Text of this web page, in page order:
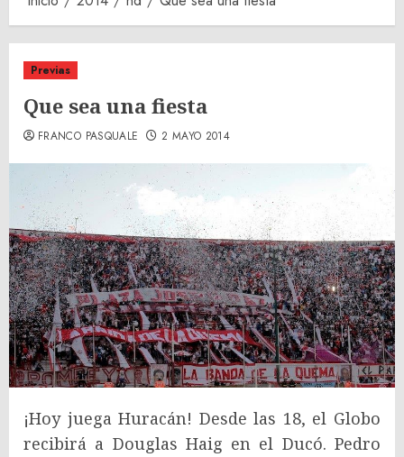
Previas
Que sea una fiesta
FRANCO PASQUALE 2 MAYO 2014
¡Hoy juega Huracán! Desde las 18, el Globo
recibirá a Douglas Haig en el Ducó. Pedro